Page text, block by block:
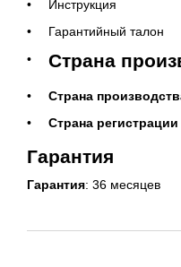
Инструкция
Гарантийный талон
Страна
Страна
Страна
Гарантия
Гарантия: 36 месяцев